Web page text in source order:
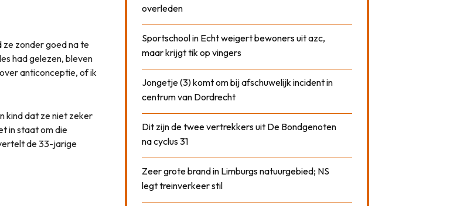
zonder goed na te
had gelezen, bleven
anticonceptie, of ik
kind dat ze niet zeker
in staat om die
de 33-jarige
overleden
Sportschool in Echt weigert bewoners uit azc,
maar krijgt tik op vingers
Jongetje (3) komt om bij afschuwelijk incident in
centrum van Dordrecht
Dit zijn de twee vertrekkers uit De Bondgenoten
na cyclus 31
Zeer grote brand in Limburgs natuurgebied; NS
legt treinverkeer stil